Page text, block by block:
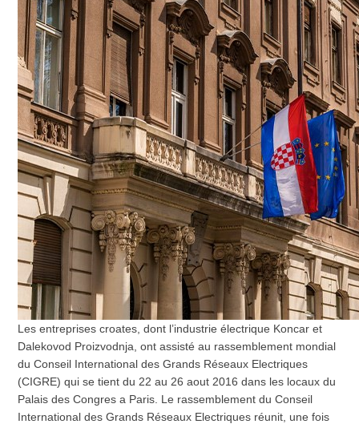
Les entreprises croates, dont l’industrie électrique Koncar et
Dalekovod Proizvodnja, ont assisté au rassemblement mondial
du Conseil International des Grands Réseaux Electriques
(CIGRE) qui se tient du 22 au 26 aout 2016 dans les locaux du
Palais des Congres a Paris. Le rassemblement du Conseil
International des Grands Réseaux Electriques réunit, une fois